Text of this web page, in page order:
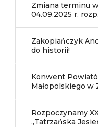
Zmiana terminu
04.09.2025 r.
Zakopiańczyk
do historii!
Konwent
Małopolskiego w
Rozpoczynamy
„Tatrzańska